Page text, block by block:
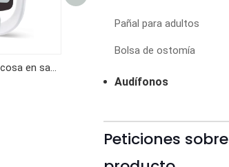
Medidor de glucosa en sangre KF-B02
Pañal para adultos
Bolsa de ostomía
Audífonos
Peticiones sobre